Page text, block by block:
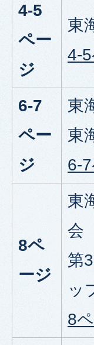
4-5
ペー
ジ
東
4-
6-7
ペー
ジ
東
東
6-
8ペ
ージ
東
会
第
ッ
8